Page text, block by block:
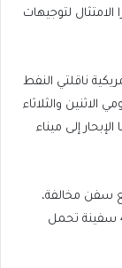
لتوجيهات
ناقلتي النفط
الاثنين والثلاثاء
إلى ميناء
سفن مخالفة،
وإعادة توجيه 135 سفينة ملتزمة، والسماح بمرور 42 سفينة تحمل